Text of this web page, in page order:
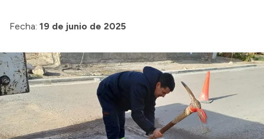
Consulta de pago a proveedores
Intranet
Login
Fecha: 19 de junio de 2025